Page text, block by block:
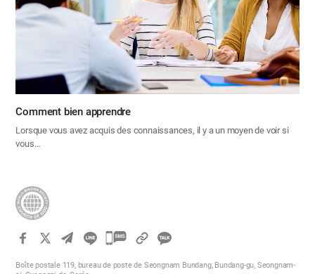
Comment bien apprendre
Lorsque vous avez acquis des connaissances, il y a un moyen de voir si
vous…
카
Boîte postale 119, bureau de poste de Seongnam Bundang, Bundang-gu, Seongnam-